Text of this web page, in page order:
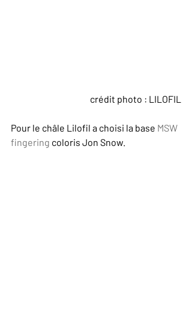
crédit photo : LILOFIL
Pour le châle Lilofil a choisi la base MSW
fingering coloris Jon Snow.